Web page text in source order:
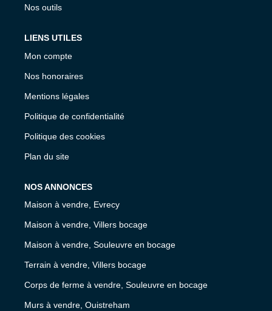
Nos outils
LIENS UTILES
Mon compte
Nos honoraires
Mentions légales
Politique de confidentialité
Politique des cookies
Plan du site
NOS ANNONCES
Maison à vendre, Evrecy
Maison à vendre, Villers bocage
Maison à vendre, Souleuvre en bocage
Terrain à vendre, Villers bocage
Corps de ferme à vendre, Souleuvre en bocage
Murs à vendre, Ouistreham